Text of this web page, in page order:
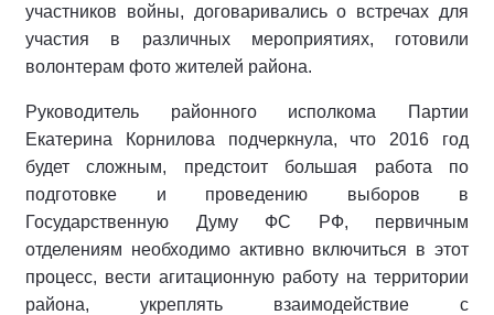
участников войны, договаривались о встречах для
участия в различных мероприятиях, готовили
волонтерам фото жителей района.
Руководитель районного исполкома Партии
Екатерина Корнилова подчеркнула, что 2016 год
будет сложным, предстоит большая работа по
подготовке и проведению выборов в
Государственную Думу ФС РФ, первичным
отделениям необходимо активно включиться в этот
процесс, вести агитационную работу на территории
района, укреплять взаимодействие с